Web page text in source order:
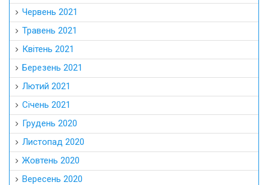
Червень 2021
Травень 2021
Квітень 2021
Березень 2021
Лютий 2021
Січень 2021
Грудень 2020
Листопад 2020
Жовтень 2020
Вересень 2020